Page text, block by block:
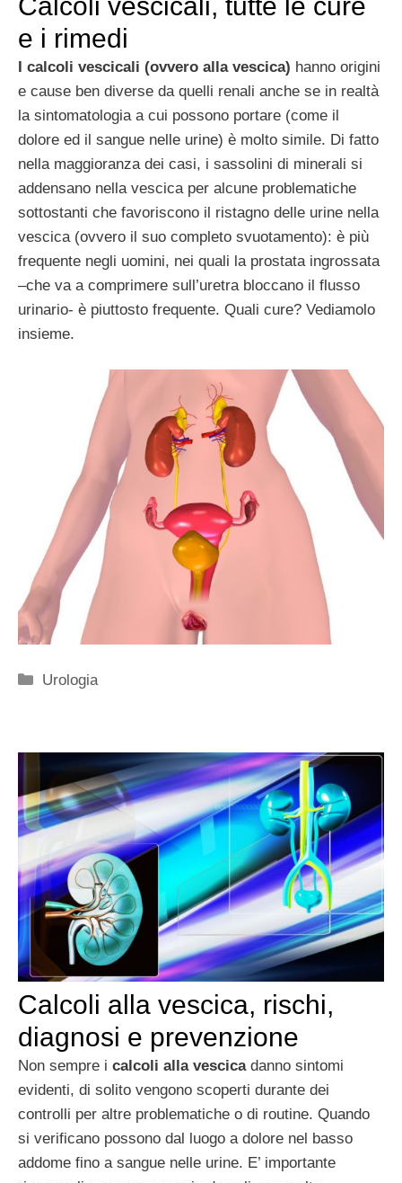
e i rimedi
I calcoli vescicali (ovvero alla vescica) hanno origini
e cause ben diverse da quelli renali anche se in realtà
la sintomatologia a cui possono portare (come il
dolore ed il sangue nelle urine) è molto simile. Di fatto
nella maggioranza dei casi, i sassolini di minerali si
addensano nella vescica per alcune problematiche
sottostanti che favoriscono il ristagno delle urine nella
vescica (ovvero il suo completo svuotamento): è più
frequente negli uomini, nei quali la prostata ingrossata
–che va a comprimere sull’uretra bloccano il flusso
urinario- è piuttosto frequente. Quali cure? Vediamolo
insieme.
Categorie
Urologia
Calcoli alla vescica, rischi,
diagnosi e prevenzione
Non sempre i calcoli alla vescicadanno sintomi
evidenti, di solito vengono scoperti durante dei
controlli per altre problematiche o di routine. Quando
si verificano possono dal luogo a dolore nel basso
addome fino a sangue nelle urine. E’ importante